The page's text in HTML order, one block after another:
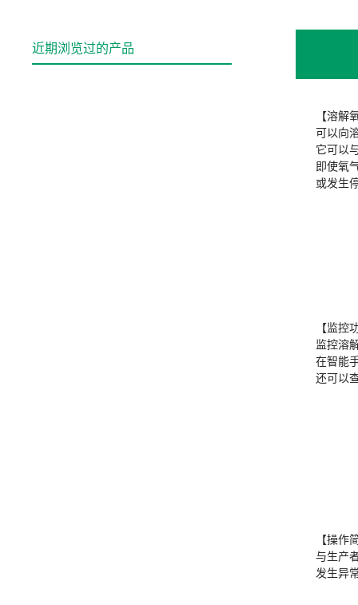
【溶解
可以向
它可以
即使氧
或发生
【监控
监控溶
在智能
还可以
【操作
与生产
发生异
近期浏览过的产品